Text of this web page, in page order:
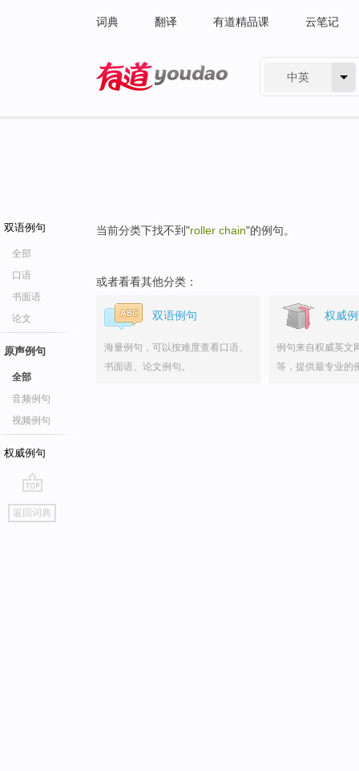
词典 翻译 有道精品课 云笔记
中英
双语例句
全部
口语
书面语
论文
原声例句
全部
音频例句
视频例句
权威例句
go
top
返回词典
当前分类下找不到"roller chain"的例句。
或者看看其他分类：
双语例句
海量例句，可以按难度查看口语、
书面语、论文例句。
权威
例句来自权威英文
等，提供最专业的